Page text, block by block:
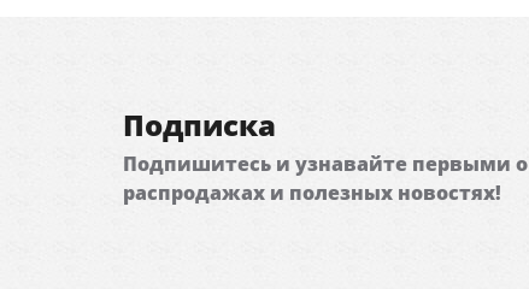
Подписка
Подпишитесь и узнавайте первыми о
распродажах и полезных новостях!